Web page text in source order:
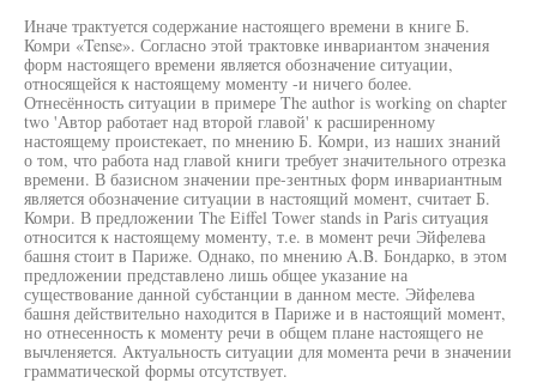
Иначе трактуется содержание настоящего времени в книге Б.
Комри «Tense». Согласно этой трактовке инвариантом значения
форм настоящего времени является обозначение ситуации,
относящейся к настоящему моменту -и ничего более.
Отнесённость ситуации в примере The author is working on chapter
two 'Автор работает над второй главой' к расширенному
настоящему проистекает, по мнению Б. Комри, из наших знаний
о том, что работа над главой книги требует значительного отрезка
времени. В базисном значении пре-зентных форм инвариантным
является обозначение ситуации в настоящий момент, считает Б.
Комри. В предложении The Eiffel Tower stands in Paris ситуация
относится к настоящему моменту, т.е. в момент речи Эйфелева
башня стоит в Париже. Однако, по мнению A.B. Бондарко, в этом
предложении представлено лишь общее указание на
существование данной субстанции в данном месте. Эйфелева
башня действительно находится в Париже и в настоящий момент,
но отнесенность к моменту речи в общем плане настоящего не
вычленяется. Актуальность ситуации для момента речи в значении
грамматической формы отсутствует.